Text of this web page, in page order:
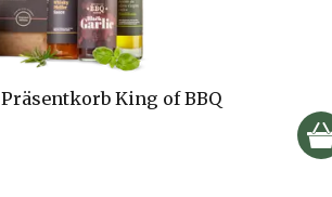
Präsentkorb King of BBQ